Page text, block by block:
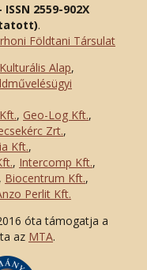
2559-902X
.
Földtani Társulat
Alap,
., Geo-Log Kft.,
Zrt.,
Kft.,
, Intercomp Kft.,
, Biocentrum Kft.,
Perlit Kft.
óta támogatja a
az MTA.